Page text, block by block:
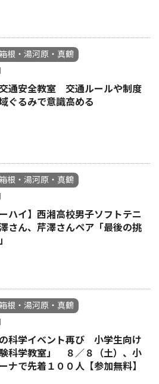
根・湯河原・真鶴
通安全教室 交通ルールや制度
ぐるみで意識高める
根・湯河原・真鶴
ーハイ】西湘高校男子ソフトテニ
さん、芹澤さんペア「最後の挑
根・湯河原・真鶴
科学イベント再び 小学生向け
験科学教室」 ８／８（土）、小
ナで先着１００人【参加無料】